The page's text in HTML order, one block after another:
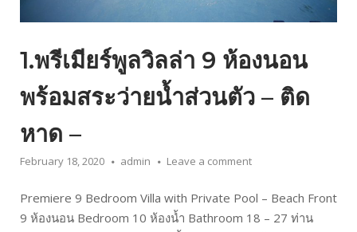
1.พรีเมียร์พูลวิลล่า 9 ห้องนอน
พร้อมสระว่ายน้ำส่วนตัว – ติด
หาด –
February 18, 2020 admin Leave a comment
Premiere 9 Bedroom Villa with Private Pool – Beach Front
9 ห้องนอน Bedroom 10 ห้องน้ำ Bathroom 18 – 27 ท่าน